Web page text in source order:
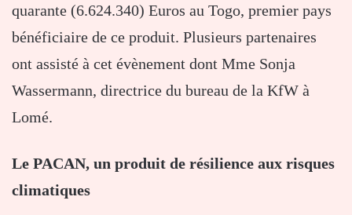
quarante (6.624.340) Euros au Togo, premier pays
bénéficiaire de ce produit. Plusieurs partenaires
ont assisté à cet évènement dont Mme Sonja
Wassermann, directrice du bureau de la KfW à
Lomé.
Le PACAN, un produit de résilience aux risques
climatiques